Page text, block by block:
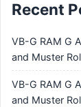
Recent
VB-G RAM G
and Muster
VB-G RAM G
and Muster